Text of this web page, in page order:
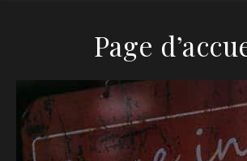
Page